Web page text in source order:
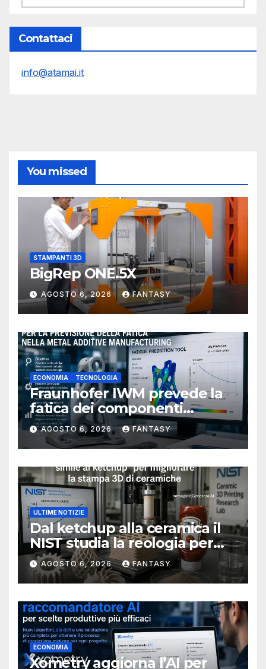
Contattaci
info@atamai.it
You missed
STAMPANTI 3D
BigRep ONE.5X
AGOSTO 6, 2026 FANTASY
ECONOMIA TECNOLOGIA
Fraunhofer IWM prevede la
fatica dei componenti
metallici stampati in 3D
AGOSTO 6, 2026 FANTASY
ULTIME NOTIZIE
Dal ketchup alla ceramica il
NIST studia la reologia per
rendere più affidabile la
stampa 3D
AGOSTO 6, 2026 FANTASY
ECONOMIA
Xometry aggiorna l’AI per